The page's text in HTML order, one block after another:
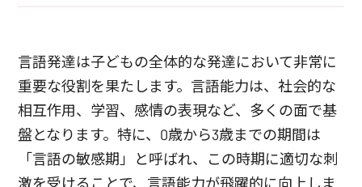
言語発達は子どもの全体的な発達において非常に
重要な役割を果たします。言語能力は、社会的な
相互作用、学習、感情の表現など、多くの面で基
盤となります。特に、0歳から3歳までの期間は
「言語の敏感期」と呼ばれ、この時期に適切な刺